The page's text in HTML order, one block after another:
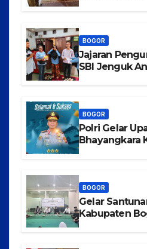
BOGOR
Jajaran
SBI Jenguk
BOGOR
Polri Gelar
Bhayangkara
BOGOR
Gelar
Kabupaten